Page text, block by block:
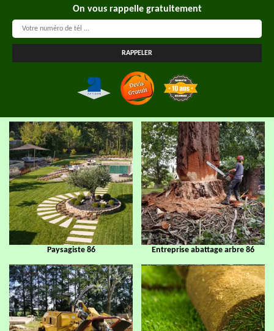
On vous rappelle gratuitement
Paysagiste 86 Entreprise abattage arbre 86